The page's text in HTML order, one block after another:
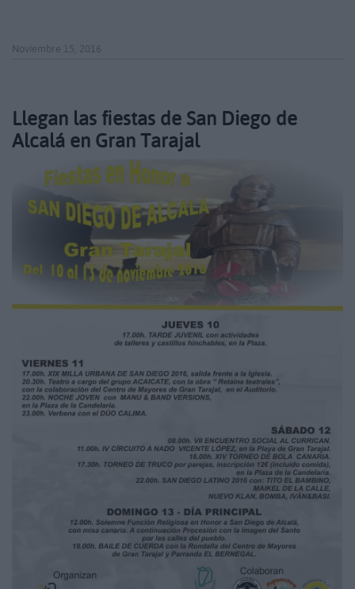
Noviembre 15, 2016
Llegan las fiestas de San Diego de
Alcalá en Gran Tarajal